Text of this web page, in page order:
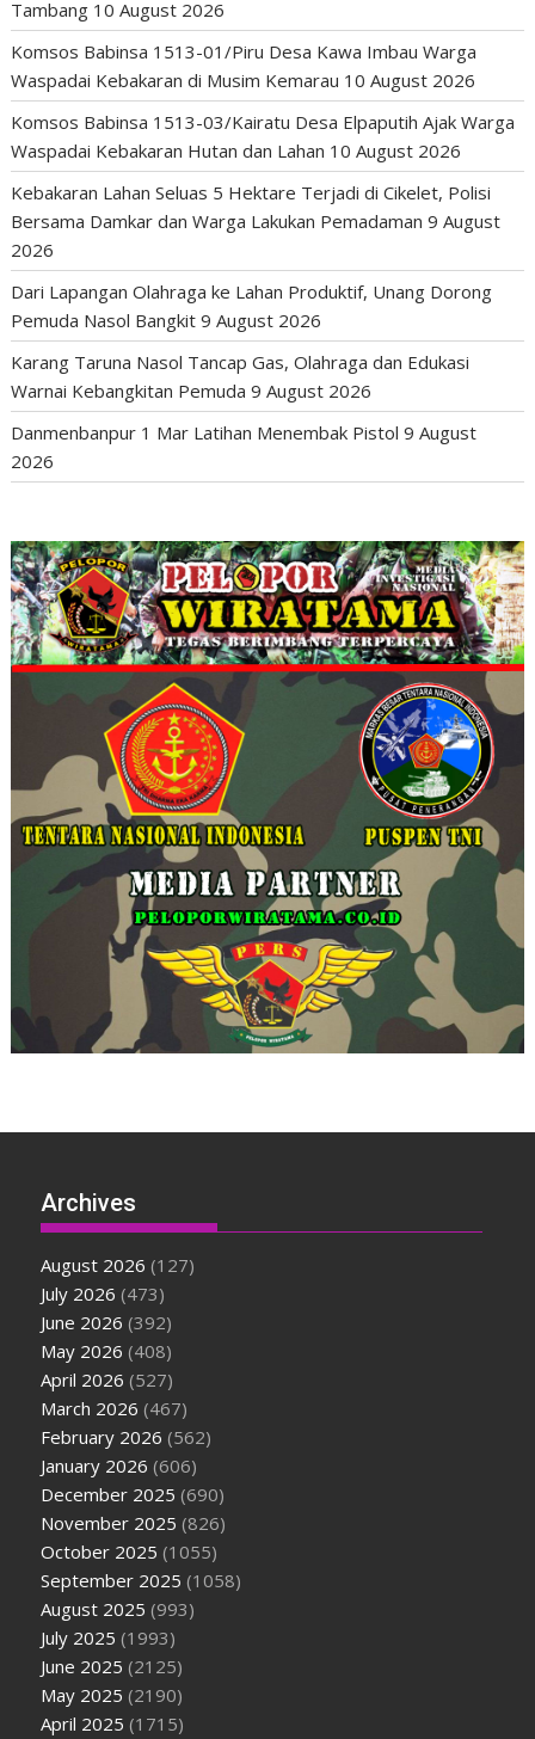
Tambang 10 August 2026
Komsos Babinsa 1513-01/Piru Desa Kawa Imbau Warga
Waspadai Kebakaran di Musim Kemarau 10 August 2026
Komsos Babinsa 1513-03/Kairatu Desa Elpaputih Ajak Warga
Waspadai Kebakaran Hutan dan Lahan 10 August 2026
Kebakaran Lahan Seluas 5 Hektare Terjadi di Cikelet, Polisi
Bersama Damkar dan Warga Lakukan Pemadaman 9 August
2026
Dari Lapangan Olahraga ke Lahan Produktif, Unang Dorong
Pemuda Nasol Bangkit 9 August 2026
Karang Taruna Nasol Tancap Gas, Olahraga dan Edukasi
Warnai Kebangkitan Pemuda 9 August 2026
Danmenbanpur 1 Mar Latihan Menembak Pistol 9 August
2026
Archives
August 2026 (127)
July 2026 (473)
June 2026 (392)
May 2026 (408)
April 2026 (527)
March 2026 (467)
February 2026 (562)
January 2026 (606)
December 2025 (690)
November 2025 (826)
October 2025 (1055)
September 2025 (1058)
August 2025 (993)
July 2025 (1993)
June 2025 (2125)
May 2025 (2190)
April 2025 (1715)